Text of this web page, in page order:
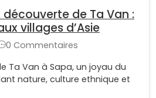
découverte de Ta Van :
villages d’Asie
0 Commentaires
Ta Van à Sapa, un joyau du
nature, culture ethnique et